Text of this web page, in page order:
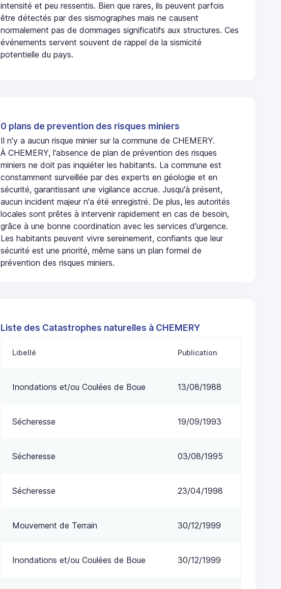
intensité et peu ressentis. Bien que rares, ils peuvent parfois
être détectés par des sismographes mais ne causent
normalement pas de dommages significatifs aux structures. Ces
événements servent souvent de rappel de la sismicité
potentielle du pays.
0 plans de prevention des risques miniers
Il n'y a aucun risque minier sur la commune de CHEMERY.
À CHEMERY, l'absence de plan de prévention des risques
miniers ne doit pas inquiéter les habitants. La commune est
constamment surveillée par des experts en géologie et en
sécurité, garantissant une vigilance accrue. Jusqu'à présent,
aucun incident majeur n'a été enregistré. De plus, les autorités
locales sont prêtes à intervenir rapidement en cas de besoin,
grâce à une bonne coordination avec les services d'urgence.
Les habitants peuvent vivre sereinement, confiants que leur
sécurité est une priorité, même sans un plan formel de
prévention des risques miniers.
Liste des Catastrophes naturelles à CHEMERY
Libellé Publication
Inondations et/ou Coulées de Boue 13/08/1988
Sécheresse 19/09/1993
Sécheresse 03/08/1995
Sécheresse 23/04/1998
Mouvement de Terrain 30/12/1999
Inondations et/ou Coulées de Boue 30/12/1999